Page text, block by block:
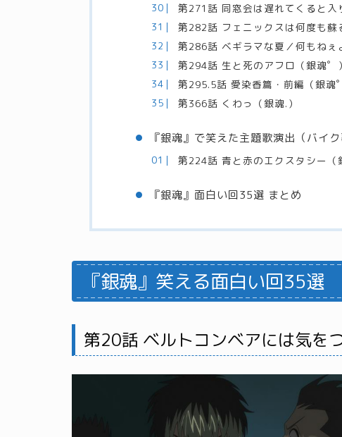
第271話 同窓会は遅れてくると入
第282話 フェニックスは何度も蘇
第286話 ベギラマな夏／何もねぇ
第294話 生と死のアフロ（銀魂゜）
第295.5話 愛染香篇・前編（銀魂
第366話 くわっ（銀魂.）
『銀魂』で笑えた主題歌演出（バイク
第224話 青と赤のエクスタシー（
『銀魂』面白い回35選 まとめ
『銀魂』笑える面白い回35選
第20話 ベルトコンベアには気を